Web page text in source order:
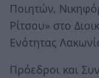
Ποιητών,
Ρίτσου» στο
Ενότητας
Πρόεδροι και